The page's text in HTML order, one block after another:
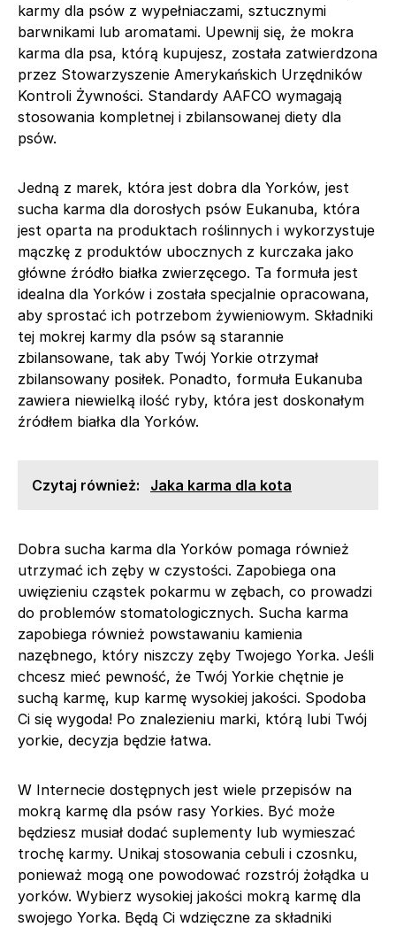
karmy dla psów z wypełniaczami, sztucznymi
barwnikami lub aromatami. Upewnij się, że mokra
karma dla psa, którą kupujesz, została zatwierdzona
przez Stowarzyszenie Amerykańskich Urzędników
Kontroli Żywności. Standardy AAFCO wymagają
stosowania kompletnej i zbilansowanej diety dla
psów.
Jedną z marek, która jest dobra dla Yorków, jest
sucha karma dla dorosłych psów Eukanuba, która
jest oparta na produktach roślinnych i wykorzystuje
mączkę z produktów ubocznych z kurczaka jako
główne źródło białka zwierzęcego. Ta formuła jest
idealna dla Yorków i została specjalnie opracowana,
aby sprostać ich potrzebom żywieniowym. Składniki
tej mokrej karmy dla psów są starannie
zbilansowane, tak aby Twój Yorkie otrzymał
zbilansowany posiłek. Ponadto, formuła Eukanuba
zawiera niewielką ilość ryby, która jest doskonałym
źródłem białka dla Yorków.
Czytaj również: Jaka karma dla kota
Dobra sucha karma dla Yorków pomaga również
utrzymać ich zęby w czystości. Zapobiega ona
uwięzieniu cząstek pokarmu w zębach, co prowadzi
do problemów stomatologicznych. Sucha karma
zapobiega również powstawaniu kamienia
nazębnego, który niszczy zęby Twojego Yorka. Jeśli
chcesz mieć pewność, że Twój Yorkie chętnie je
suchą karmę, kup karmę wysokiej jakości. Spodoba
Ci się wygoda! Po znalezieniu marki, którą lubi Twój
yorkie, decyzja będzie łatwa.
W Internecie dostępnych jest wiele przepisów na
mokrą karmę dla psów rasy Yorkies. Być może
będziesz musiał dodać suplementy lub wymieszać
trochę karmy. Unikaj stosowania cebuli i czosnku,
ponieważ mogą one powodować rozstrój żołądka u
yorków. Wybierz wysokiej jakości mokrą karmę dla
swojego Yorka. Będą Ci wdzięczne za składniki